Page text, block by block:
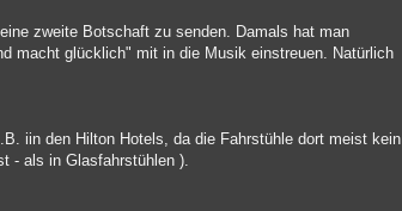
zweite Botschaft zu senden. Damals hat man
macht glücklich" mit in die Musik einstreuen. Natürlich
iin den Hilton Hotels, da die Fahrstühle dort meist kein
- als in Glasfahrstühlen ).